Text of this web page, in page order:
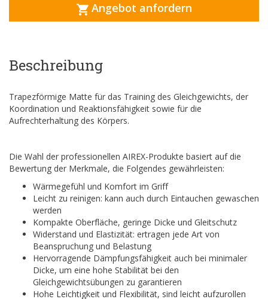
Angebot anfordern
Beschreibung
Trapezförmige Matte für das Training des Gleichgewichts, der
Koordination und Reaktionsfähigkeit sowie für die
Aufrechterhaltung des Körpers.
Die Wahl der professionellen AIREX-Produkte basiert auf die
Bewertung der Merkmale, die Folgendes gewährleisten:
Wärmegefühl und Komfort im Griff
Leicht zu reinigen: kann auch durch Eintauchen gewaschen
werden
Kompakte Oberfläche, geringe Dicke und Gleitschutz
Widerstand und Elastizität: ertragen jede Art von
Beanspruchung und Belastung
Hervorragende Dämpfungsfähigkeit auch bei minimaler
Dicke, um eine hohe Stabilität bei den
Gleichgewichtsübungen zu garantieren
Hohe Leichtigkeit und Flexibilität, sind leicht aufzurollen